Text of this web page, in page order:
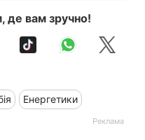
де вам зручно!
Енергетики